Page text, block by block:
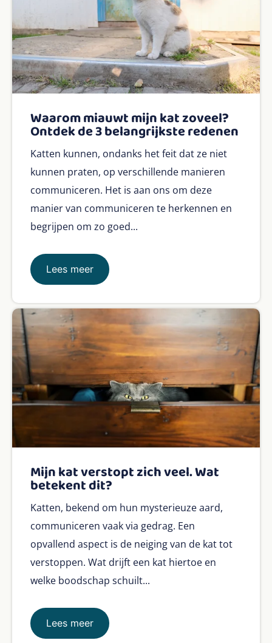
Waarom miauwt mijn kat zoveel?
Ontdek de 3 belangrijkste redenen
Katten kunnen, ondanks het feit dat ze niet
kunnen praten, op verschillende manieren
communiceren. Het is aan ons om deze
manier van communiceren te herkennen en
begrijpen om zo goed...
Lees meer
Mijn kat verstopt zich veel. Wat
betekent dit?
Katten, bekend om hun mysterieuze aard,
communiceren vaak via gedrag. Een
opvallend aspect is de neiging van de kat tot
verstoppen. Wat drijft een kat hiertoe en
welke boodschap schuilt...
Lees meer